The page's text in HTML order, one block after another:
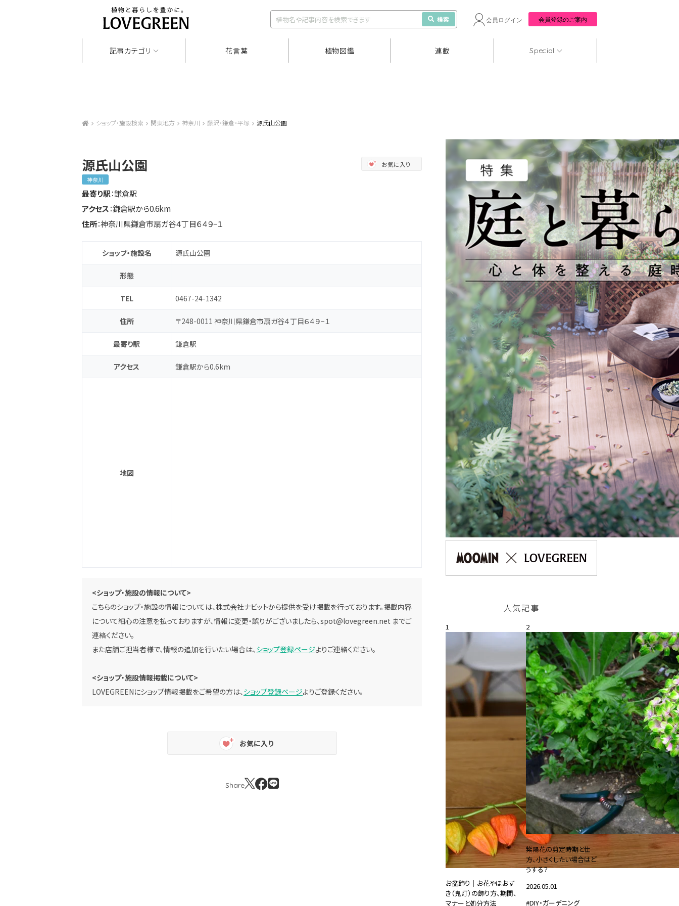
検索 会員ログイン 会員登録のご案内
記事カテゴリ 花言葉 植物図鑑 連載 Special
ショップ・施設検索 関東地方 神奈川 藤沢・鎌倉・平塚 源氏山公園
源氏山公園 お気に入り
神奈川
最寄り駅：鎌倉駅
アクセス：鎌倉駅から0.6km
住所：神奈川県鎌倉市扇ガ谷４丁目６４９−１
ショップ・施設名 源氏山公園
形態
TEL 0467-24-1342
住所 〒248-0011 神奈川県鎌倉市扇ガ谷４丁目６４９−１
最寄り駅 鎌倉駅
アクセス 鎌倉駅から0.6km
地図
<ショップ・施設の情報について>
こちらのショップ・施設の情報については、株式会社ナビットから提供を受け掲載を行っております。掲載内容
について細心の注意を払っておりますが、情報に変更・誤りがございましたら、spot@lovegreen.net までご
連絡ください。
また店舗ご担当者様で、情報の追加を行いたい場合は、ショップ登録ページよりご連絡ください。
<ショップ・施設情報掲載について>
LOVEGREENにショップ情報掲載をご希望の方は、ショップ登録ページよりご登録ください。
お気に入り
Share
人気記事
1
お盆飾り｜お花やほおず
き（鬼灯）の飾り方、期間、
マナーと処分方法
2
紫陽花の剪定時期と仕
方、小さくしたい場合はど
うする？
2026.05.01
#DIY・ガーデニング